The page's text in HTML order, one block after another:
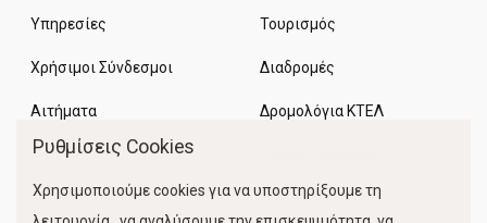
Υπηρεσίες
Χρήσιμοι Σύνδεσμοι
Αιτήματα
Τουρισμός
Διαδρομές
Δρομολόγια ΚΤΕΛ
Κίνηση Λιμένος
Ρυθμίσεις Cookies
Χρησιμοποιούμε cookies για να υποστηρίξουμε τη